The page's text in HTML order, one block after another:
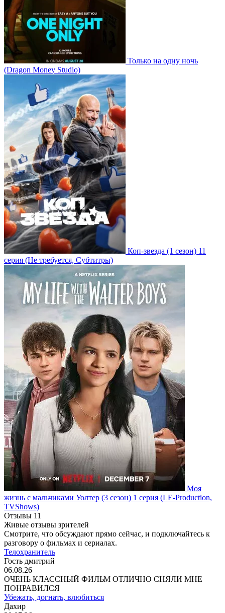
Только на одну ночь
(Dragon Money Studio)
Коп-звезда (1 сезон) 11
серия (Не требуется, Субтитры)
Моя
жизнь с мальчиками Уолтер (3 сезон) 1 серия (LE-Production,
TVShows)
Отзывы 11
Живые отзывы зрителей
Смотрите, что обсуждают прямо сейчас, и подключайтесь к
разговору о фильмах и сериалах.
Телохранитель
Гость дмитрий
06.08.26
ОЧЕНЬ КЛАССНЫЙ ФИЛЬМ ОТЛИЧНО СНЯЛИ МНЕ
ПОНРАВИЛСЯ
Убежать, догнать, влюбиться
Дахир